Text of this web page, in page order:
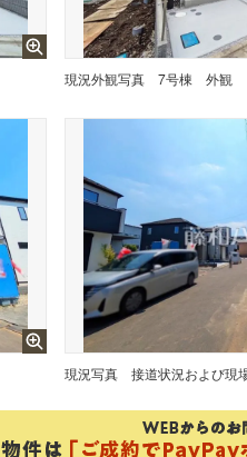
現況外観写真 7号棟 外観
現況写真